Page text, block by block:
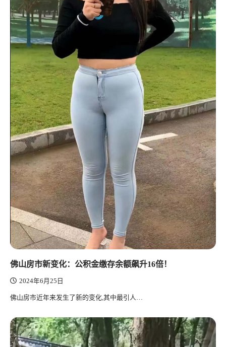
佛山房市新变化：公积金缴存余额飙升16倍！
2024年6月25日
佛山房市近年来发生了新的变化,其中最引人…